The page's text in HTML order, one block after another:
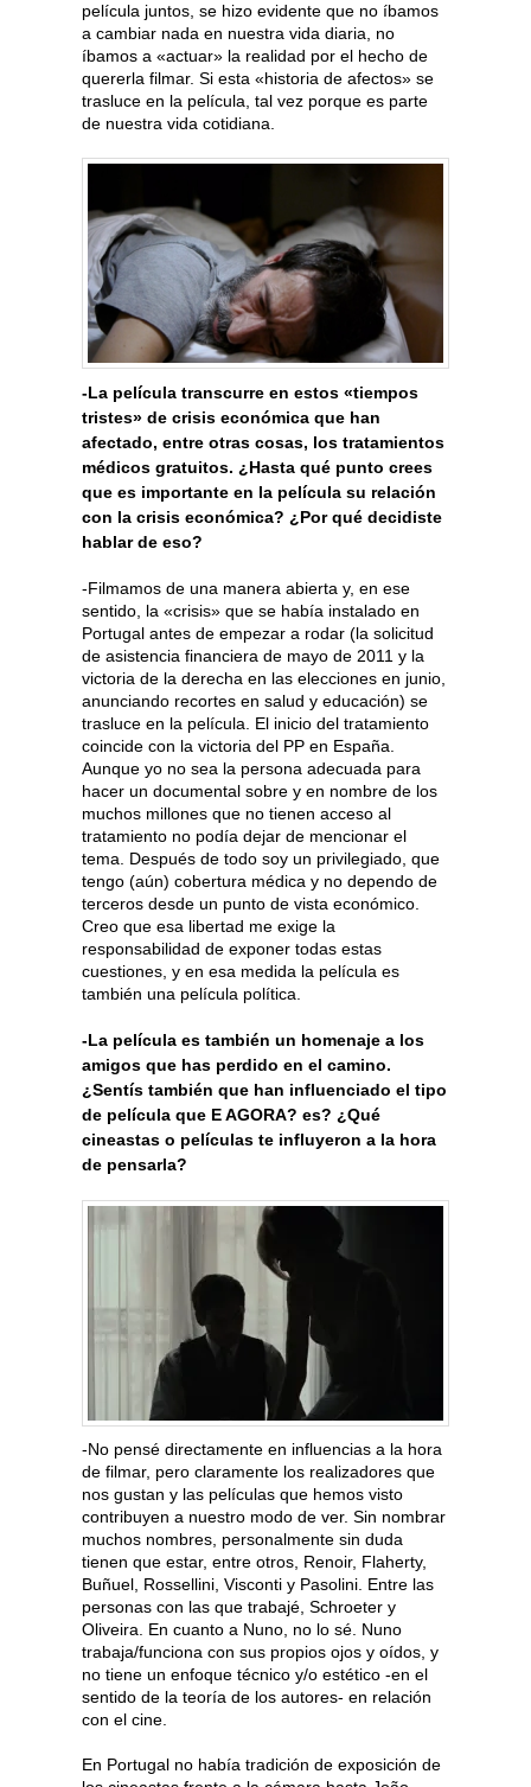
película juntos, se hizo evidente que no íbamos
a cambiar nada en nuestra vida diaria, no
íbamos a «actuar» la realidad por el hecho de
quererla filmar. Si esta «historia de afectos» se
trasluce en la película, tal vez porque es parte
de nuestra vida cotidiana.
-La película transcurre en estos «tiempos
tristes» de crisis económica que han
afectado, entre otras cosas, los tratamientos
médicos gratuitos. ¿Hasta qué punto crees
que es importante en la película su relación
con la crisis económica? ¿Por qué decidiste
hablar de eso?
-Filmamos de una manera abierta y, en ese
sentido, la «crisis» que se había instalado en
Portugal antes de empezar a rodar (la solicitud
de asistencia financiera de mayo de 2011 y la
victoria de la derecha en las elecciones en junio,
anunciando recortes en salud y educación) se
trasluce en la película. El inicio del tratamiento
coincide con la victoria del PP en España.
Aunque yo no sea la persona adecuada para
hacer un documental sobre y en nombre de los
muchos millones que no tienen acceso al
tratamiento no podía dejar de mencionar el
tema. Después de todo soy un privilegiado, que
tengo (aún) cobertura médica y no dependo de
terceros desde un punto de vista económico.
Creo que esa libertad me exige la
responsabilidad de exponer todas estas
cuestiones, y en esa medida la película es
también una película política.
-La película es también un homenaje a los
amigos que has perdido en el camino.
¿Sentís también que han influenciado el tipo
de película que E AGORA? es? ¿Qué
cineastas o películas te influyeron a la hora
de pensarla?
-No pensé directamente en influencias a la hora
de filmar, pero claramente los realizadores que
nos gustan y las películas que hemos visto
contribuyen a nuestro modo de ver. Sin nombrar
muchos nombres, personalmente sin duda
tienen que estar, entre otros, Renoir, Flaherty,
Buñuel, Rossellini, Visconti y Pasolini. Entre las
personas con las que trabajé, Schroeter y
Oliveira. En cuanto a Nuno, no lo sé. Nuno
trabaja/funciona con sus propios ojos y oídos, y
no tiene un enfoque técnico y/o estético -en el
sentido de la teoría de los autores- en relación
con el cine.
En Portugal no había tradición de exposición de